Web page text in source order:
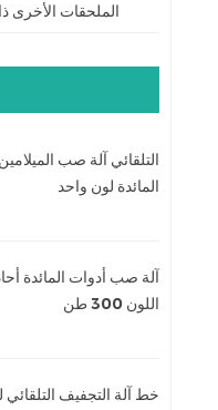
الملحقات الأخرى
التلقائي آلة صب
المائدة لون واحد
آلة صب أدوات المائدة
اللون 300 طن
خط آلة التجفيف التلقائي